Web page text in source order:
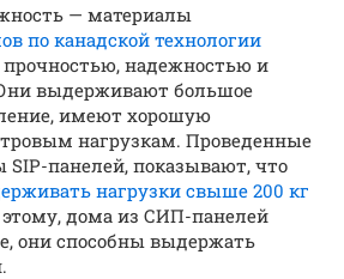
— материалы
по канадской технологии
прочностью, надежностью и
выдерживают большое
имеют хорошую
нагрузкам. Проведенные
SIP-панелей, показывают, что
нагрузки свыше 200 кг
этому, дома из СИП-панелей
они способны выдержать